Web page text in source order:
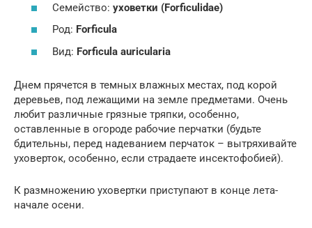
Семейство: уховетки (Forficulidae)
Род: Forficula
Вид: Forficula auricularia
Днем прячется в темных влажных местах, под корой
деревьев, под лежащими на земле предметами. Очень
любит различные грязные тряпки, особенно,
оставленные в огороде рабочие перчатки (будьте
бдительны, перед надеванием перчаток – вытряхивайте
уховерток, особенно, если страдаете инсектофобией).
К размножению уховертки приступают в конце лета-
начале осени.